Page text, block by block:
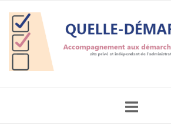
content
Home